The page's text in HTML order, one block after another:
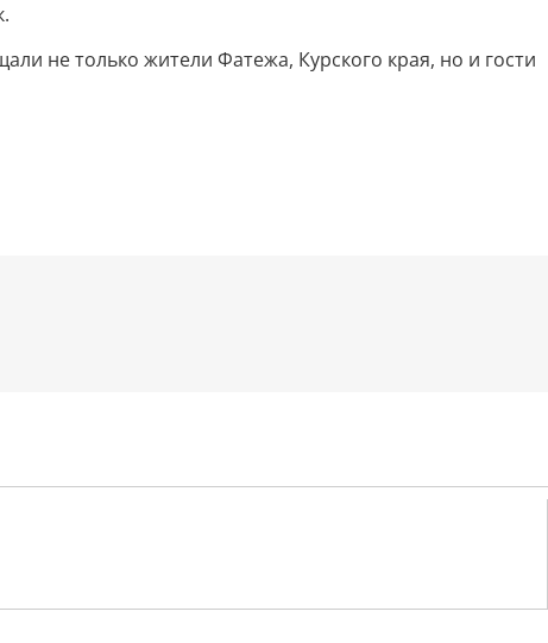
не только жители Фатежа, Курского края, но и гости